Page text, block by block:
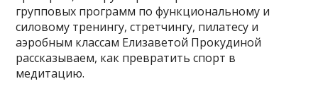
групповых программ по функциональному и
силовому тренингу, стретчингу, пилатесу и
аэробным классам Елизаветой Прокудиной
рассказываем, как превратить спорт в
медитацию.